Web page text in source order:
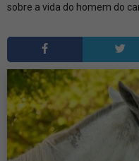
sobre a vida do homem do